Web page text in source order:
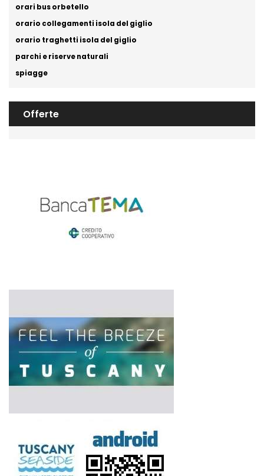
orari bus orbetello
orario collegamenti isola del giglio
orario traghetti isola del giglio
parchi e riserve naturali
spiagge
Offerte